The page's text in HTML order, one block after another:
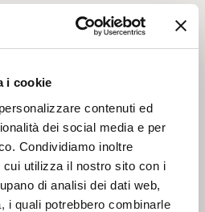
i cookie
contenuti ed
dei social media e per
Condividiamo inoltre
utilizza il nostro sito con i
di analisi dei dati web,
i quali potrebbero combinarle
RHYTHM COLLECTION /
CORRELATI